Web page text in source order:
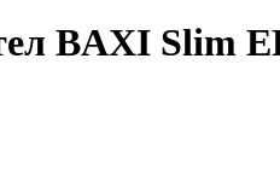
BAXI Slim